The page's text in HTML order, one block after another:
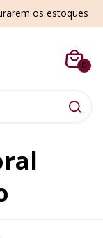
os estoques
0